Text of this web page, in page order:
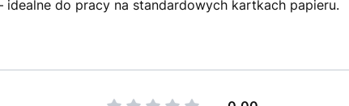
do pracy na standardowych kartkach papieru.